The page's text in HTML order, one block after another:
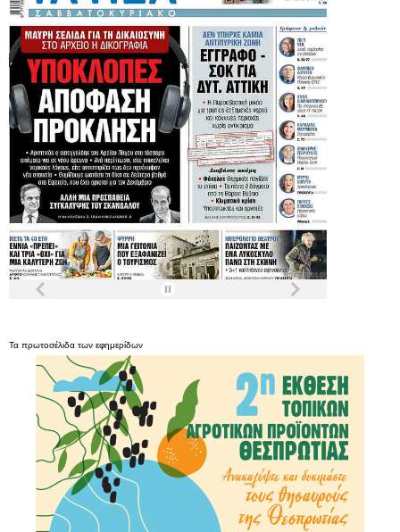
Τα πρωτοσέλιδα των εφημερίδων